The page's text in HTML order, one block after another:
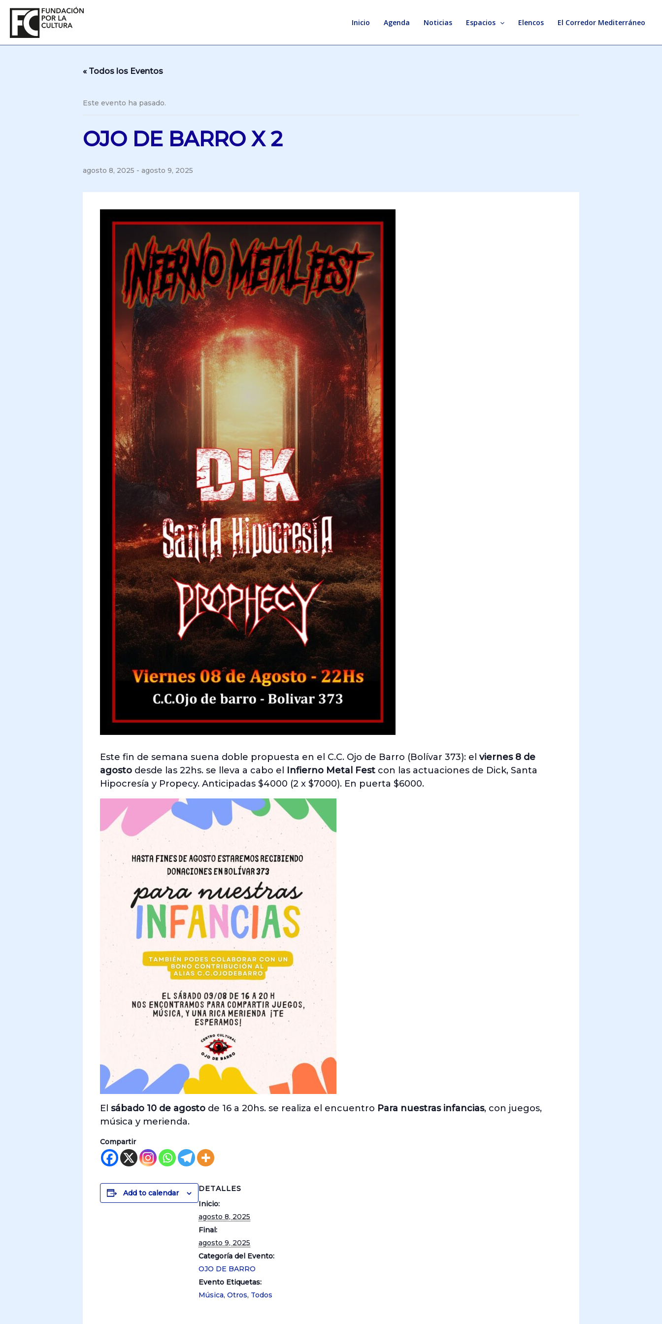
contenido
Inicio Agenda Noticias Espacios Elencos El Corredor Mediterráneo
« Todos los Eventos
Este evento ha pasado.
OJO DE BARRO X 2
agosto 8, 2025 - agosto 9, 2025
Este fin de semana suena doble propuesta en el C.C. Ojo de Barro (Bolívar 373): el viernes 8 de
agosto desde las 22hs. se lleva a cabo el Infierno Metal Fest con las actuaciones de Dick, Santa
Hipocresía y Propecy. Anticipadas $4000 (2 x $7000). En puerta $6000.
El sábado 10 de agosto de 16 a 20hs. se realiza el encuentro Para nuestras infancias, con juegos,
música y merienda.
Compartir
Add to calendar
DETALLES
Inicio:
agosto 8, 2025
Final:
agosto 9, 2025
Categoría del Evento:
OJO DE BARRO
Evento Etiquetas:
Música, Otros, Todos